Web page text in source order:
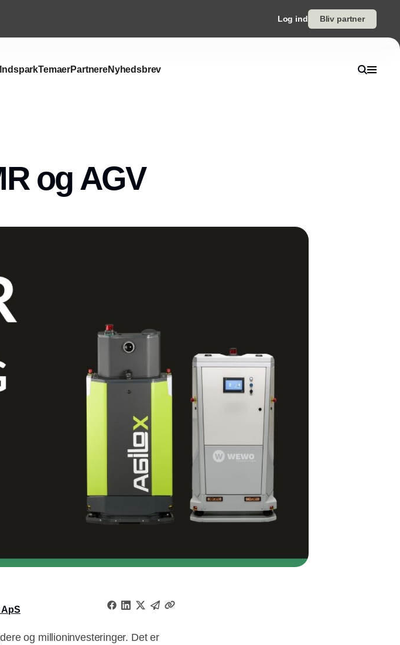
Log ind Bliv partner
IndsparkTemaerPartnereNyhedsbrev
og AGV
ApS
og millioninvesteringer. Det er